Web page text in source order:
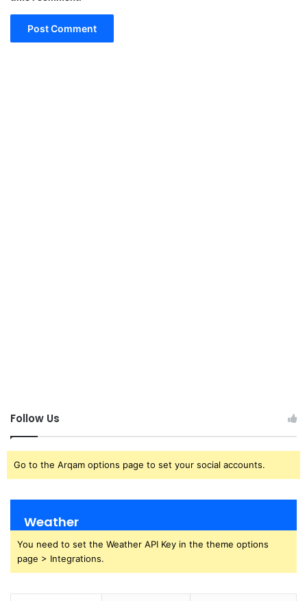
Follow Us
Go to the Arqam options page to set your social accounts.
Weather
You need to set the Weather API Key in the theme options
page > Integrations.